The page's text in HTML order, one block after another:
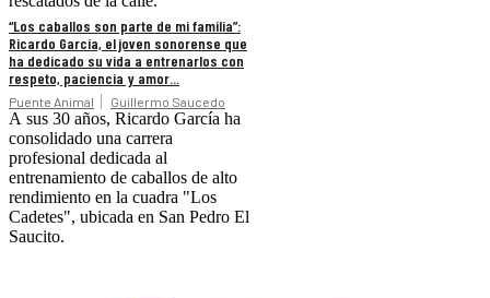
“Los caballos son parte de mi familia”:
Ricardo García, el joven sonorense que
ha dedicado su vida a entrenarlos con
respeto, paciencia y amor...
Puente Animal Guillermo Saucedo
A sus 30 años, Ricardo García ha
consolidado una carrera
profesional dedicada al
entrenamiento de caballos de alto
rendimiento en la cuadra "Los
Cadetes", ubicada en San Pedro El
Saucito.